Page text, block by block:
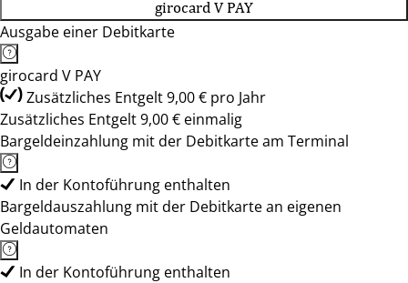
girocard V PAY
Ausgabe einer Debitkarte
girocard V PAY
Zusätzliches Entgelt 9,00 € pro Jahr
Zusätzliches Entgelt 9,00 € einmalig
Bargeldeinzahlung mit der Debitkarte am Terminal
In der Kontoführung enthalten
Bargeldauszahlung mit der Debitkarte an eigenen
Geldautomaten
In der Kontoführung enthalten